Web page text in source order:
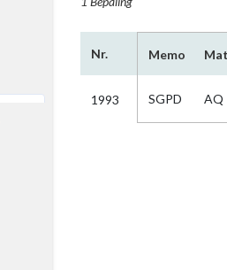
Nr. Memo
1993 SGPD AQ